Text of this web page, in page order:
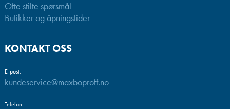
Ofte stilte spørsmål
Butikker og åpningstider
KONTAKT OSS
E-post:
kundeservice@maxboproff.no
Telefon: